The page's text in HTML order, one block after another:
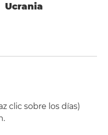
Ucrania
clic sobre los días)